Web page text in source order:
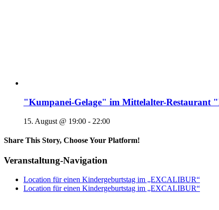
"Kumpanei-Gelage" im Mittelalter-
15. August @ 19:00 - 22:00
Share This Story, Choose Your Platform!
Veranstaltung-Navigation
Location für einen Kindergeburtstag im „EXCALIBUR“
Location für einen Kindergeburtstag im „EXCALIBUR“